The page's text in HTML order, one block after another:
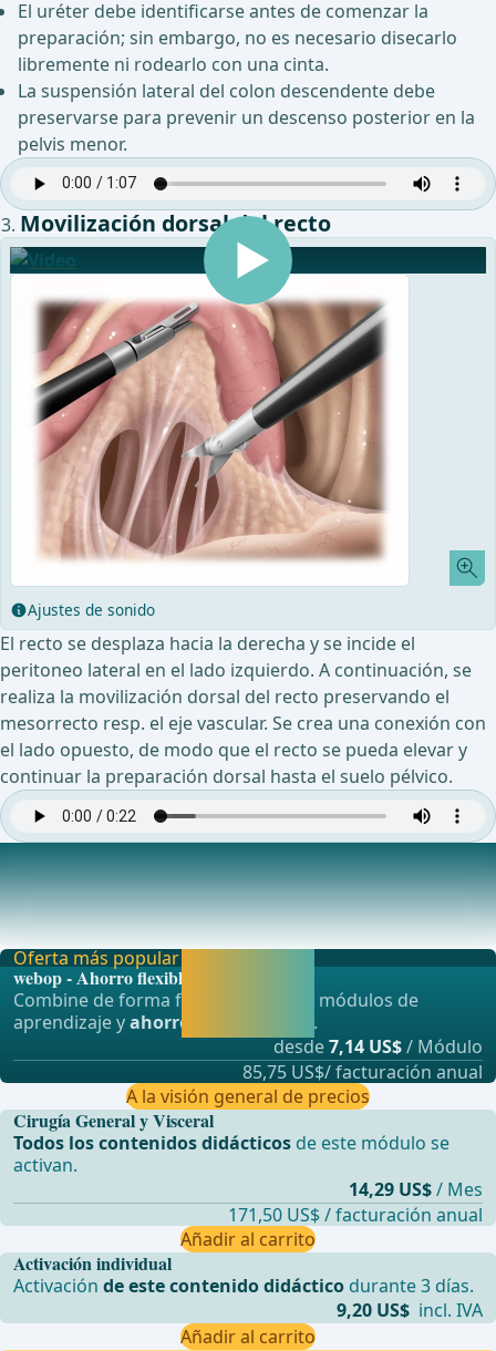
El uréter debe identificarse antes de comenzar la
preparación; sin embargo, no es necesario disecarlo
libremente ni rodearlo con una cinta.
La suspensión lateral del colon descendente debe
preservarse para prevenir un descenso posterior en la
pelvis menor.
Movilización dorsal del recto
Ajustes de sonido
El recto se desplaza hacia la derecha y se incide el
peritoneo lateral en el lado izquierdo. A continuación, se
realiza la movilización dorsal del recto preservando el
mesorrecto resp. el eje vascular. Se crea una conexión con
el lado opuesto, de modo que el recto se pueda elevar y
continuar la preparación dorsal hasta el suelo pélvico.
Movilización lateral y ventral del recto
La incisión del pliegue de reflexión ventral y la subsiguiente
preparación del recto en el espacio
Activación individual
Activaciónde este contenido didáctico durante 3 días.
9,20 US$ incl. IVA
Añadir al carrito
Oferta más popular
webop - Ahorro flexible
Combine de forma flexible nuestros módulos de
aprendizaje yahorre hasta un 50% .
desde7,14 US$/ Módulo
85,75 US$/ facturación anual
A la visión general de precios
Cirugía General y Visceral
Todos los contenidos didácticos de este módulo se
activan.
14,29 US$/ Mes
171,50 US$ / facturación anual
Añadir al carrito